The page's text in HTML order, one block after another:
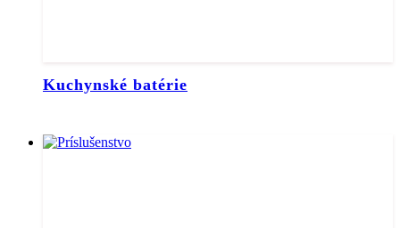
Kuchynské batérie